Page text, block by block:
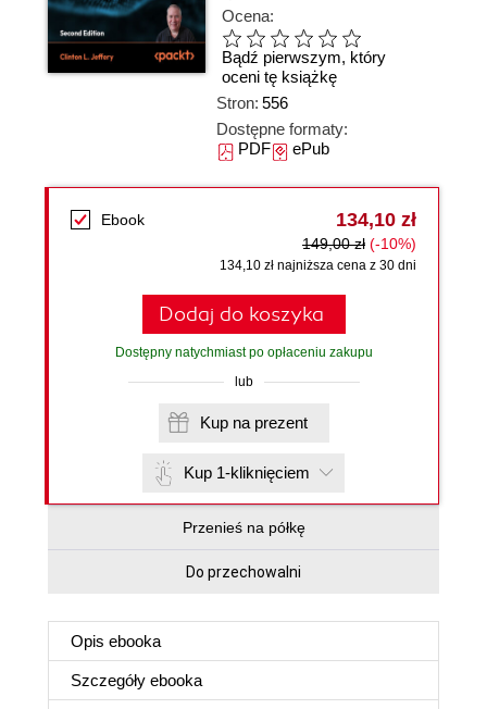
Ocena:
Bądź pierwszym, który
oceni tę książkę
Stron: 556
Dostępne formaty:
PDFePub
Ebook 134,10 zł
149,00 zł (-10%)
134,10 zł najniższa cena z 30 dni
Dodaj do koszyka
Dostępny natychmiast po opłaceniu zakupu
lub
Kup na prezent
Kup 1-kliknięciem
Przenieś na półkę
Do przechowalni
Opis ebooka
Szczegóły ebooka